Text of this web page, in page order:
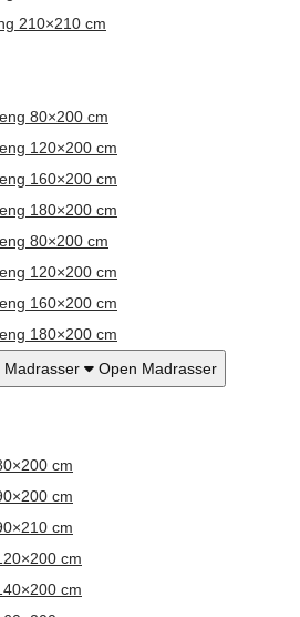
210×210 cm
80×200 cm
120×200 cm
160×200 cm
180×200 cm
80×200 cm
120×200 cm
160×200 cm
180×200 cm
Madrasser Open Madrasser
cm
cm
cm
cm
cm